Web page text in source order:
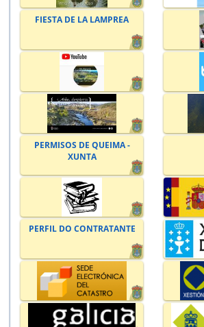
FIESTA DE LA LAMPREA
PERMISOS DE QUEIMA -
XUNTA
PERFIL DO CONTRATANTE